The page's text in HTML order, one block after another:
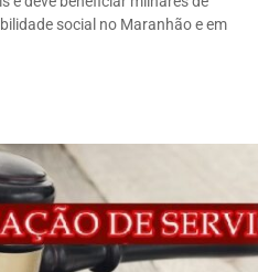
social no Maranhão e em